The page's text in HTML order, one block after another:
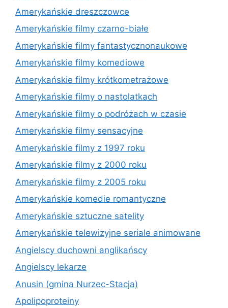
Amerykańskie dreszczowce
Amerykańskie filmy czarno-białe
Amerykańskie filmy fantastycznonaukowe
Amerykańskie filmy komediowe
Amerykańskie filmy krótkometrażowe
Amerykańskie filmy o nastolatkach
Amerykańskie filmy o podróżach w czasie
Amerykańskie filmy sensacyjne
Amerykańskie filmy z 1997 roku
Amerykańskie filmy z 2000 roku
Amerykańskie filmy z 2005 roku
Amerykańskie komedie romantyczne
Amerykańskie sztuczne satelity
Amerykańskie telewizyjne seriale animowane
Angielscy duchowni anglikańscy
Angielscy lekarze
Anusin (gmina Nurzec-Stacja)
Apolipoproteiny